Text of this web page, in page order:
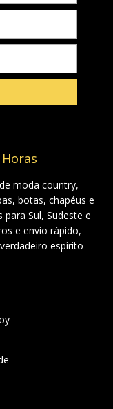
moda country,
botas, chapéus e
Sul, Sudeste e
e envio rápido,
espírito